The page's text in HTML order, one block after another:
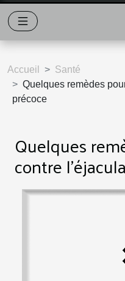
Accueil
Santé
Quelques remèdes
précoce
Quelques
contre